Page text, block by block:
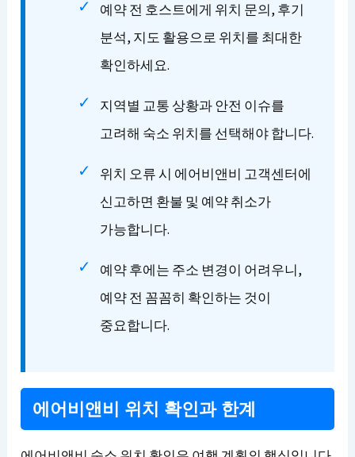
예약 전 호스트에게 위치 문의, 후기
분석, 지도 활용으로 위치를 최대한
확인하세요.
지역별 교통 상황과 안전 이슈를
고려해 숙소 위치를 선택해야 합니다.
위치 오류 시 에어비앤비 고객센터에
신고하면 환불 및 예약 취소가
가능합니다.
예약 후에는 주소 변경이 어려우니,
예약 전 꼼꼼히 확인하는 것이
중요합니다.
에어비앤비 위치 확인과 한계